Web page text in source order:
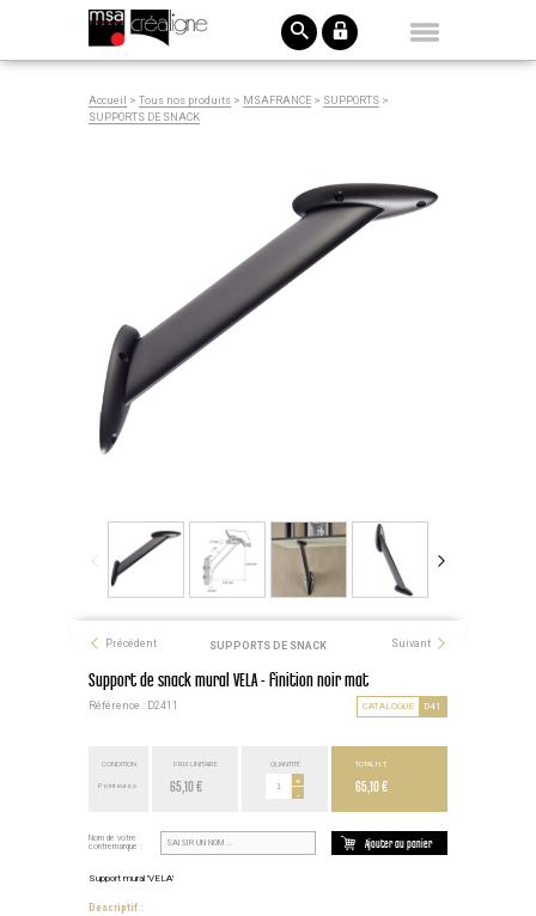
Accueil > Tous nos produits > MSAFRANCE > SUPPORTS >
SUPPORTS DE SNACK
Précédent SUPPORTS DE SNACK Suivant
Support de snack mural VELA - finition noir mat
Référence : D2411 CATALOGUE D41
CONDITION
Point euros
PRIX UNITAIRE
65,10 €
QUANTITÉ
+
-
TOTAL H.T.
65,10 €
Nom de votre
contremarque :
Ajouter au panier
Support mural 'VELA'
Descriptif :